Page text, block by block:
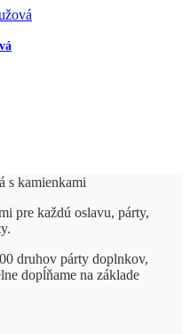
pre každú oslavu, párty,
druhov párty doplnkov,
dopĺňame na základe